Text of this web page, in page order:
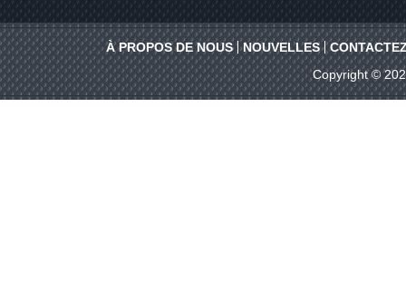
À PROPOS DE NOUS NOUVELLES
Copyright ©